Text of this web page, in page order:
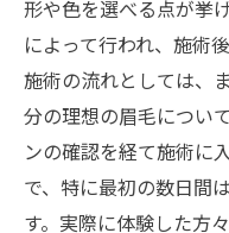
形や色を選べる点が挙
によって行われ、施術
施術の流れとしては、
分の理想の眉毛につい
ンの確認を経て施術に
で、特に最初の数日間
す。実際に体験した方